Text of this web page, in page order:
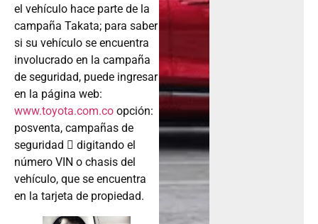
el vehículo hace parte de la
campaña Takata; para saber
si su vehículo se encuentra
involucrado en la campaña
de seguridad, puede ingresar
en la página web:
www.toyota.com.co opción:
posventa, campañas de
seguridad  digitando el
número VIN o chasis del
vehículo, que se encuentra
en la tarjeta de propiedad.